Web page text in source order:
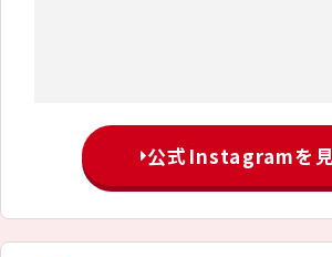
公式Instagramを